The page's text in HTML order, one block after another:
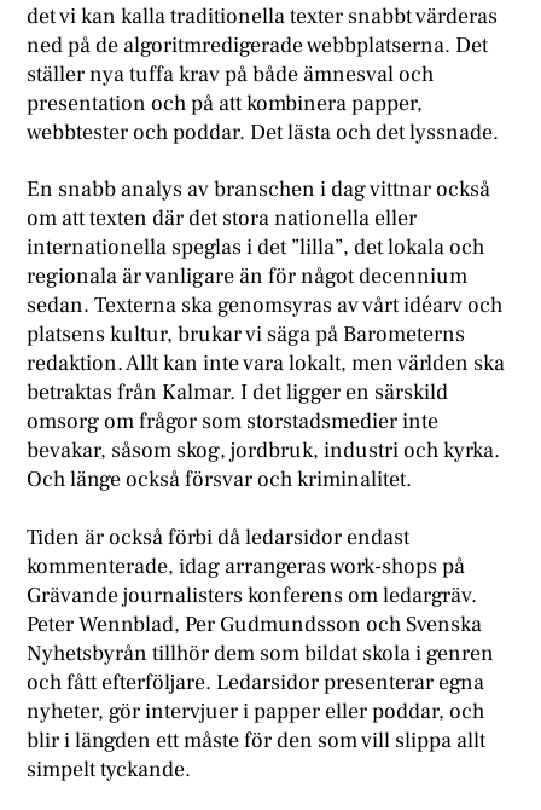
det vi kan kalla traditionella texter snabbt värderas
ned på de algoritmredigerade webbplatserna. Det
ställer nya tuffa krav på både ämnesval och
presentation och på att kombinera papper,
webbtester och poddar. Det lästa och det lyssnade.
En snabb analys av branschen i dag vittnar också
om att texten där det stora nationella eller
internationella speglas i det ”lilla”, det lokala och
regionala är vanligare än för något decennium
sedan. Texterna ska genomsyras av vårt idéarv och
platsens kultur, brukar vi säga på Barometerns
redaktion. Allt kan inte vara lokalt, men världen ska
betraktas från Kalmar. I det ligger en särskild
omsorg om frågor som storstadsmedier inte
bevakar, såsom skog, jordbruk, industri och kyrka.
Och länge också försvar och kriminalitet.
Tiden är också förbi då ledarsidor endast
kommenterade, idag arrangeras work-shops på
Grävande journalisters konferens om ledargräv.
Peter Wennblad, Per Gudmundsson och Svenska
Nyhetsbyrån tillhör dem som bildat skola i genren
och fått efterföljare. Ledarsidor presenterar egna
nyheter, gör intervjuer i papper eller poddar, och
blir i längden ett måste för den som vill slippa allt
simpelt tyckande.